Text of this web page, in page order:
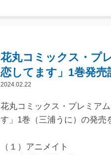
花丸コミックス・プ
恋してます」1巻発
2024.02.22
花丸コミックス・プレミア
す」1巻（三浦うに）の発売
（１）アニメイト